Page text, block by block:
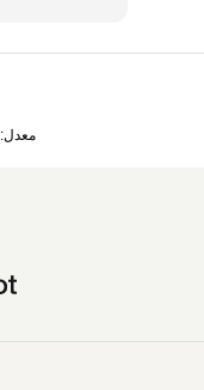
معدل: